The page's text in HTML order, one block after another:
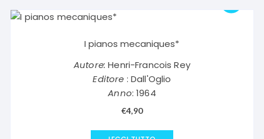
I pianos mecaniques*
Autore: Henri-Francois Rey
Editore : Dall'Oglio
Anno: 1964
€4,90